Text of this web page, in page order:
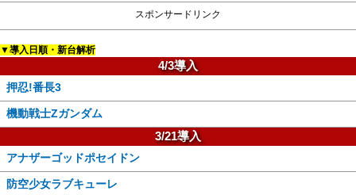
スポンサードリンク
▼導入日順・新台解析
4/3導入
押忍!番長3
機動戦士Zガンダム
3/21導入
アナザーゴッドポセイドン
防空少女ラブキューレ